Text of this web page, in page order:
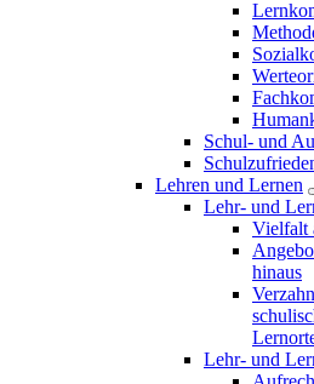
Schul- und
Lehren und Lernen
Lehr- und
Vielfalt
hinaus
Lehr- und